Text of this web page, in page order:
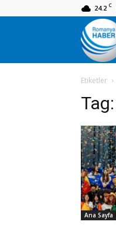
24.2 C
Etiketler
Tag:
Ana Sayfa